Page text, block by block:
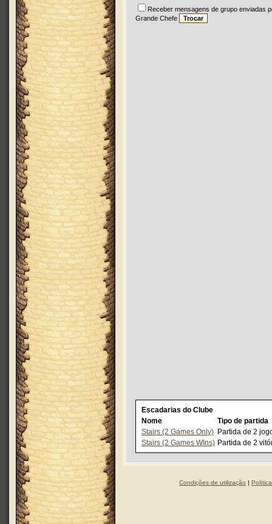
Receber mensagens de grupo enviadas
Grande Chefe
Escadarias do Clube
Nome
Tipo de partida
Stairs (2 Games Only) Partida de 2
Stairs (2 Games WIns) Partida de 2
Condições de utilização |